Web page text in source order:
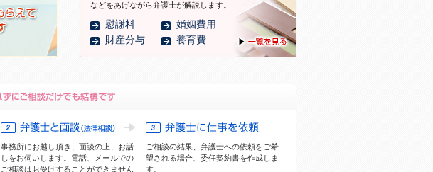
などをあげながら弁護士が解説します。
慰謝料
婚姻費用
財産分与
養育費
事務所にお越し頂き、面談の上、お話
しをお伺いします。電話、メールでの
ご相談はお受けすることができません
ご相談の結果、弁護士への依頼をご希
望される場合、委任契約書を作成しま
す。